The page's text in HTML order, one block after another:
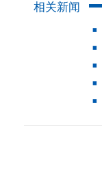
相关新闻